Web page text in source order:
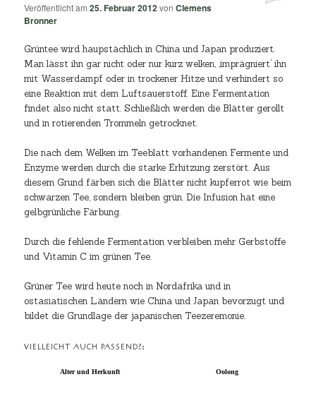
Veröffentlicht am25. Februar 2012vonClemens
Bronner
Grüntee wird haupstächlich in China und Japan produziert.
Man lässt ihn gar nicht oder nur kurz welken, ‚imprägniert‘ ihn
mit Wasserdampf oder in trockener Hitze und verhindert so
eine Reaktion mit dem Luftsauerstoff. Eine Fermentation
findet also nicht statt. Schließlich werden die Blätter gerollt
und in rotierenden Trommeln getrocknet.
Die nach dem Welken im Teeblatt vorhandenen Fermente und
Enzyme werden durch die starke Erhitzung zerstört. Aus
diesem Grund färben sich die Blätter nicht kupferrot wie beim
schwarzen Tee, sondern bleiben grün. Die Infusion hat eine
gelbgrünliche Färbung.
Durch die fehlende Fermentation verbleiben mehr Gerbstoffe
und Vitamin C im grünen Tee.
Grüner Tee wird heute noch in Nordafrika und in
ostasiatischen Ländern wie China und Japan bevorzugt und
bildet die Grundlage der japanischen Teezeremonie.
VIELLEICHT AUCH PASSEND?:
Alter und Herkunft Oolong